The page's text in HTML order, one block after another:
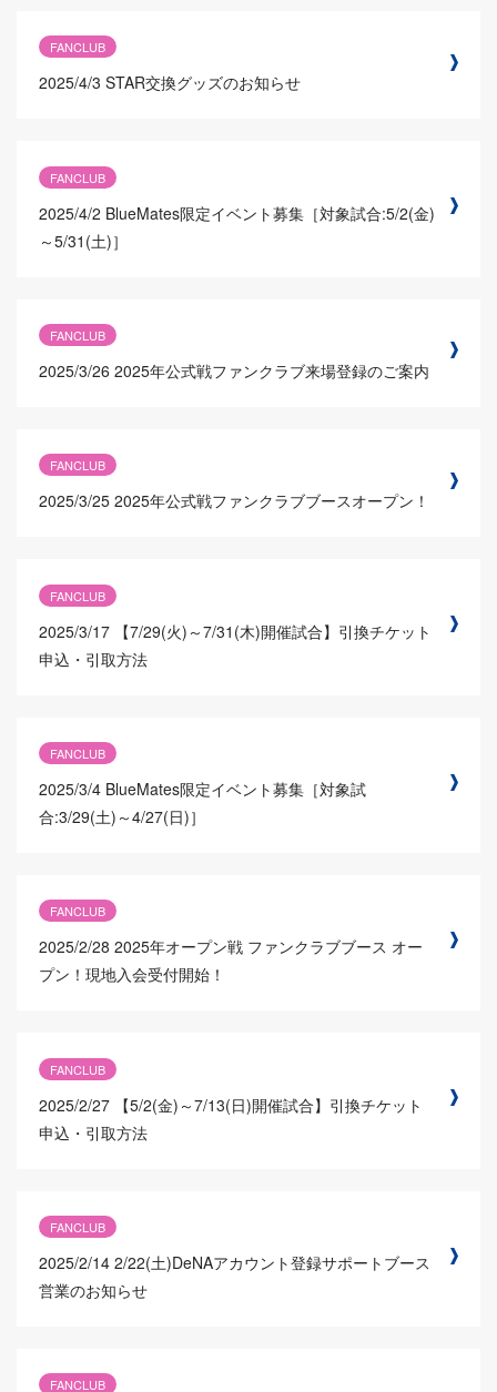
FANCLUB
2025/4/3 STAR交換グッズのお知らせ
FANCLUB
2025/4/2 BlueMates限定イベント募集［対象試合:5/2(金)
～5/31(土)］
FANCLUB
2025/3/26 2025年公式戦ファンクラブ来場登録のご案内
FANCLUB
2025/3/25 2025年公式戦ファンクラブブースオープン！
FANCLUB
2025/3/17 【7/29(火)～7/31(木)開催試合】引換チケット
申込・引取方法
FANCLUB
2025/3/4 BlueMates限定イベント募集［対象試
合:3/29(土)～4/27(日)］
FANCLUB
2025/2/28 2025年オープン戦 ファンクラブブース オー
プン！現地入会受付開始！
FANCLUB
2025/2/27 【5/2(金)～7/13(日)開催試合】引換チケット
申込・引取方法
FANCLUB
2025/2/14 2/22(土)DeNAアカウント登録サポートブース
営業のお知らせ
FANCLUB